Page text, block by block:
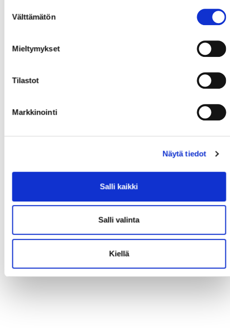
valinta
Välttämätön
Mieltymykset
Tilastot
Markkinointi
Näytä tiedot
Salli kaikki
Salli valinta
Kiellä